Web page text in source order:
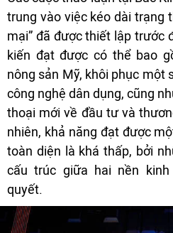
trung vào việc kéo dài trạng
mại” đã được thiết lập trước
kiến đạt được có thể bao
nông sản Mỹ, khôi phục một
công nghệ dân dụng, cũng
thoại mới về đầu tư và
nhiên, khả năng đạt được
toàn diện là khá thấp, bởi
cấu trúc giữa hai nền
quyết.